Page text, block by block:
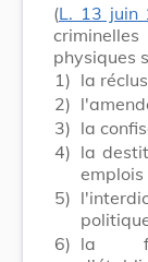
(L. 13 juin
physiques
1) la
2)
3) la
4) la
emplois
5)
6) la